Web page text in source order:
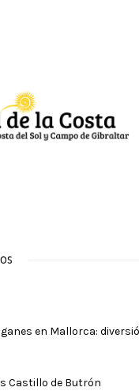
en Mallorca:
Castillo de Butrón